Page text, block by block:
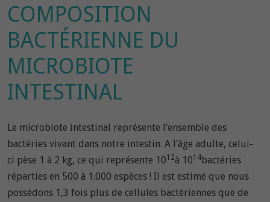
COMPOSITION
BACTÉRIENNE DU
MICROBIOTE
INTESTINAL
Le microbiote intestinal représente l’ensemble des
bactéries vivant dans notre intestin. A l’âge adulte, celui-
ci pèse 1 à 2 kg, ce qui représente 1012à 1014bactéries
réparties en 500 à 1.000 espèces ! Il est estimé que nous
possédons 1,3 fois plus de cellules bactériennes que de